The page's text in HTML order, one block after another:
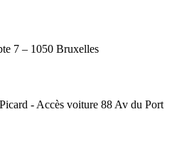
7 – 1050 Bruxelles
- Accès voiture 88 Av du Port